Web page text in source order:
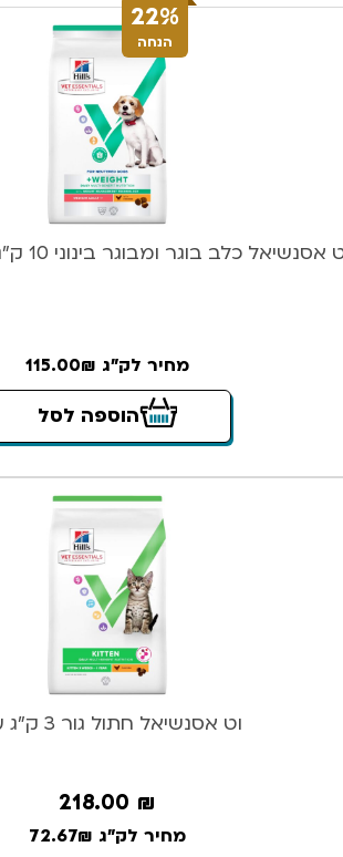
22%
הנחה
מחיר לק"ג 115.00₪
הוספה לסל
וט אסנשיאל חתול גור 3 ק”ג עוף
218.00 ₪
מחיר לק"ג 72.67₪